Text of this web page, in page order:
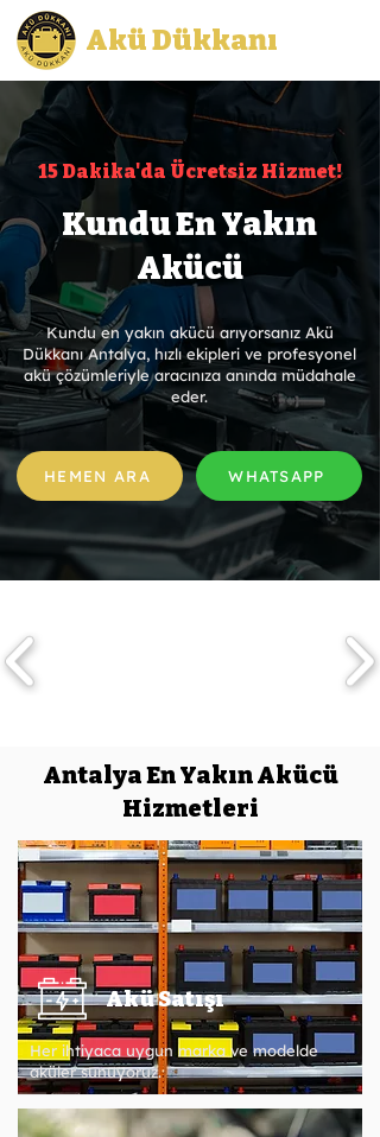
Akü Dükkanı
15 Dakika'da Ücretsiz Hizmet!
Kundu En Yakın
Akücü
Kundu en yakın akücü arıyorsanız Akü
Dükkanı Antalya, hızlı ekipleri ve profesyonel
akü çözümleriyle aracınıza anında müdahale
eder.
HEMEN ARA WHATSAPP
Antalya En Yakın Akücü
Hizmetleri
Akü Satışı
Her ihtiyaca uygun marka ve modelde
aküler sunuyoruz.